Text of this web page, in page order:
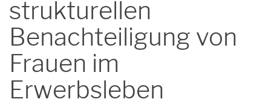
strukturellen
Benachteiligung von
Frauen im
Erwerbsleben